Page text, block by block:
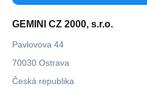
GEMINI CZ 2000, s.r.o.
Pavlovova 44
70030 Ostrava
Česká republika